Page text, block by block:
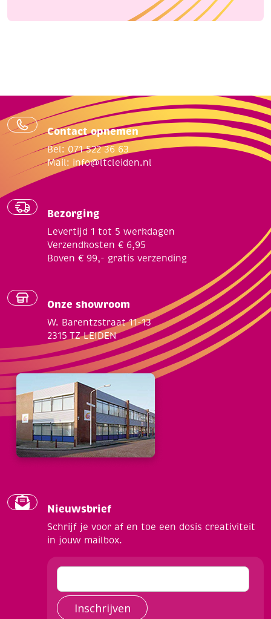
Contact opnemen
Bel: 071 522 36 63
Mail: info@ltcleiden.nl
Bezorging
Levertijd 1 tot 5 werkdagen
Verzendkosten € 6,95
Boven € 99,- gratis verzending
Onze showroom
W. Barentzstraat 11-13
2315 TZ LEIDEN
Nieuwsbrief
Schrijf je voor af en toe een dosis creativiteit
in jouw mailbox.
Inschrijven